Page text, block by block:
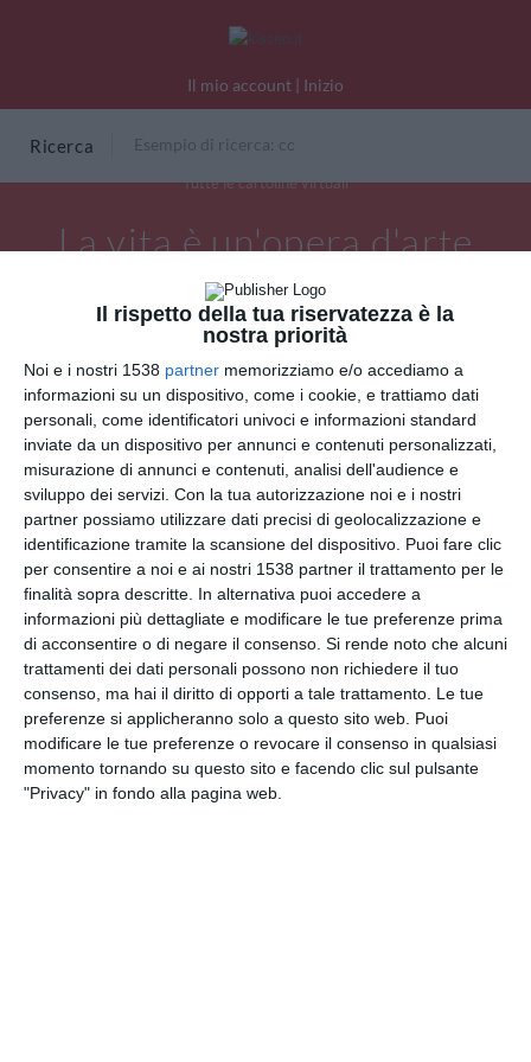
Il rispetto della tua riservatezza è la
nostra priorità
Noi e i nostri 1538 partner memorizziamo e/o accediamo a
informazioni su un dispositivo, come i cookie, e trattiamo dati
personali, come identificatori univoci e informazioni standard
inviate da un dispositivo per annunci e contenuti personalizzati,
misurazione di annunci e contenuti, analisi dell'audience e
sviluppo dei servizi. Con la tua autorizzazione noi e i nostri
partner possiamo utilizzare dati precisi di geolocalizzazione e
identificazione tramite la scansione del dispositivo. Puoi fare clic
per consentire a noi e ai nostri 1538 partner il trattamento per le
finalità sopra descritte. In alternativa puoi accedere a
informazioni più dettagliate e modificare le tue preferenze prima
di acconsentire o di negare il consenso. Si rende noto che alcuni
trattamenti dei dati personali possono non richiedere il tuo
consenso, ma hai il diritto di opporti a tale trattamento. Le tue
preferenze si applicheranno solo a questo sito web. Puoi
modificare le tue preferenze o revocare il consenso in qualsiasi
momento tornando su questo sito e facendo clic sul pulsante
"Privacy" in fondo alla pagina web.
Il mio account | Inizio
Ricerca
Tutte le cartoline virtuali
La vita è un'opera d'arte
INVIA QUESTA CARTOLINA
via Email(GRATUITO)
CONDIVIDI QUESTA
CARTOLINA
Facebook, Twitter, WhatsApp, ...